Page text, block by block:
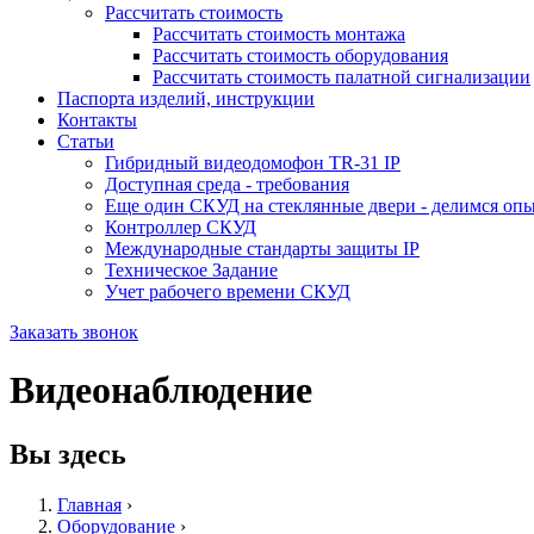
Рассчитать стоимость
Рассчитать стоимость монтажа
Рассчитать стоимость оборудования
Рассчитать стоимость палатной сигнализации
Паспорта изделий, инструкции
Контакты
Статьи
Гибридный видеодомофон TR-31 IP
Доступная среда - требования
Еще один СКУД на стеклянные двери - делимся
Контроллер СКУД
Международные стандарты защиты IP
Техническое Задание
Учет рабочего времени СКУД
Заказать звонок
Видеонаблюдение
Вы здесь
Главная ›
Оборудование ›